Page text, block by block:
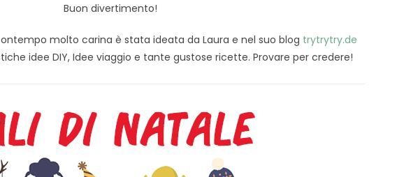
Buon divertimento!
molto carina è stata ideata da Laura e nel suo blog trytrytry.de
idee DIY, Idee viaggio e tante gustose ricette. Provare per credere!